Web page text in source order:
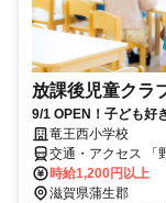
放課後児童クラ
9/1 OPEN！子ども好
竜王西小学校
交通・アクセス 「
時給1,200円以上
滋賀県蒲生郡